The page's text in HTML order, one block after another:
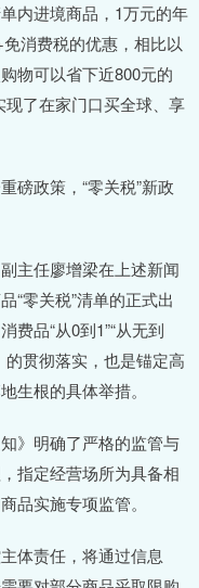
内进境商品，1万元的年
消费税的优惠，相比以
物可以省下近800元的
现了在家门口买全球、享
政策，“零关税”新政
主任廖增梁在上述新闻
“零关税”清单的正式出
费品“从0到1”“从无到
贯彻落实，也是锚定高
生根的具体举措。
》明确了严格的监管与
指定经营场所为具备相
品实施专项监管。
体责任，将通过信息